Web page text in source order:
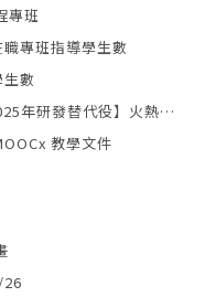
專班
職專班指導學生數
數
【公告】VIS世界先進【2025年研發替代役】火熱招募中！
教學文件
26